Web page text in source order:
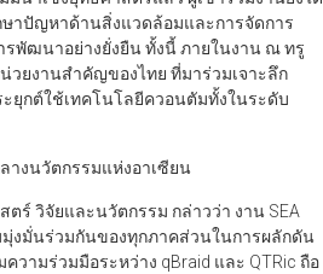
ษาปัญหาด้านสิ่งแวดล้อมและการจัดการ
พัฒนาอย่างยั่งยืน ทั้งนี้ ภายในงาน ณ ทรู
ยงานสำคัญของไทย ที่มาร่วมเจาะลึก
ยุกต์ใช้เทคโนโลยีควอนตัมทั้งในระดับ
างนวัตกรรมแห่งอาเซียน
วิจัยและนวัตกรรม กล่าวว่า งาน SEA
มุ่งมั่นร่วมกันของทุกภาคส่วนในการผลักดัน
ามร่วมมือระหว่าง qBraid และ QTRic ถือ